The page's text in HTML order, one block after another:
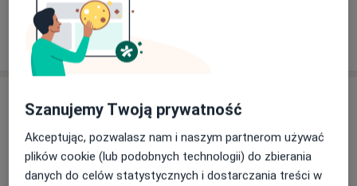
Stomatolog, Protetyk stomatologiczny
Powiększ mapę
Szanujemy Twoją prywatność
Akceptując, pozwalasz nam i naszym partnerom używać
plików cookie (lub podobnych technologii) do zbierania
danych do celów statystycznych i dostarczania treści w